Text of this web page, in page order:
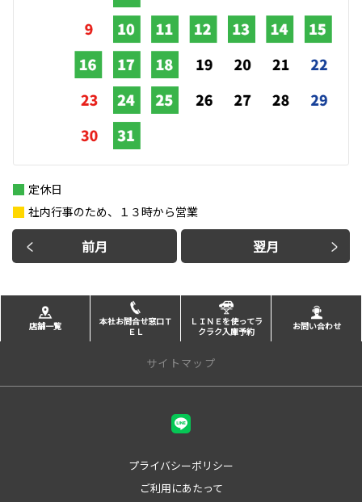
前月 翌月
定休日
社内行事のため、１３時から営業
店舗一覧
本社お問合せ窓口Ｔ
ＥＬ
ＬＩＮＥを使ってラ
クラク入庫予約
お問い合わせ
サイトマップ
プライバシーポリシー
ご利用にあたって